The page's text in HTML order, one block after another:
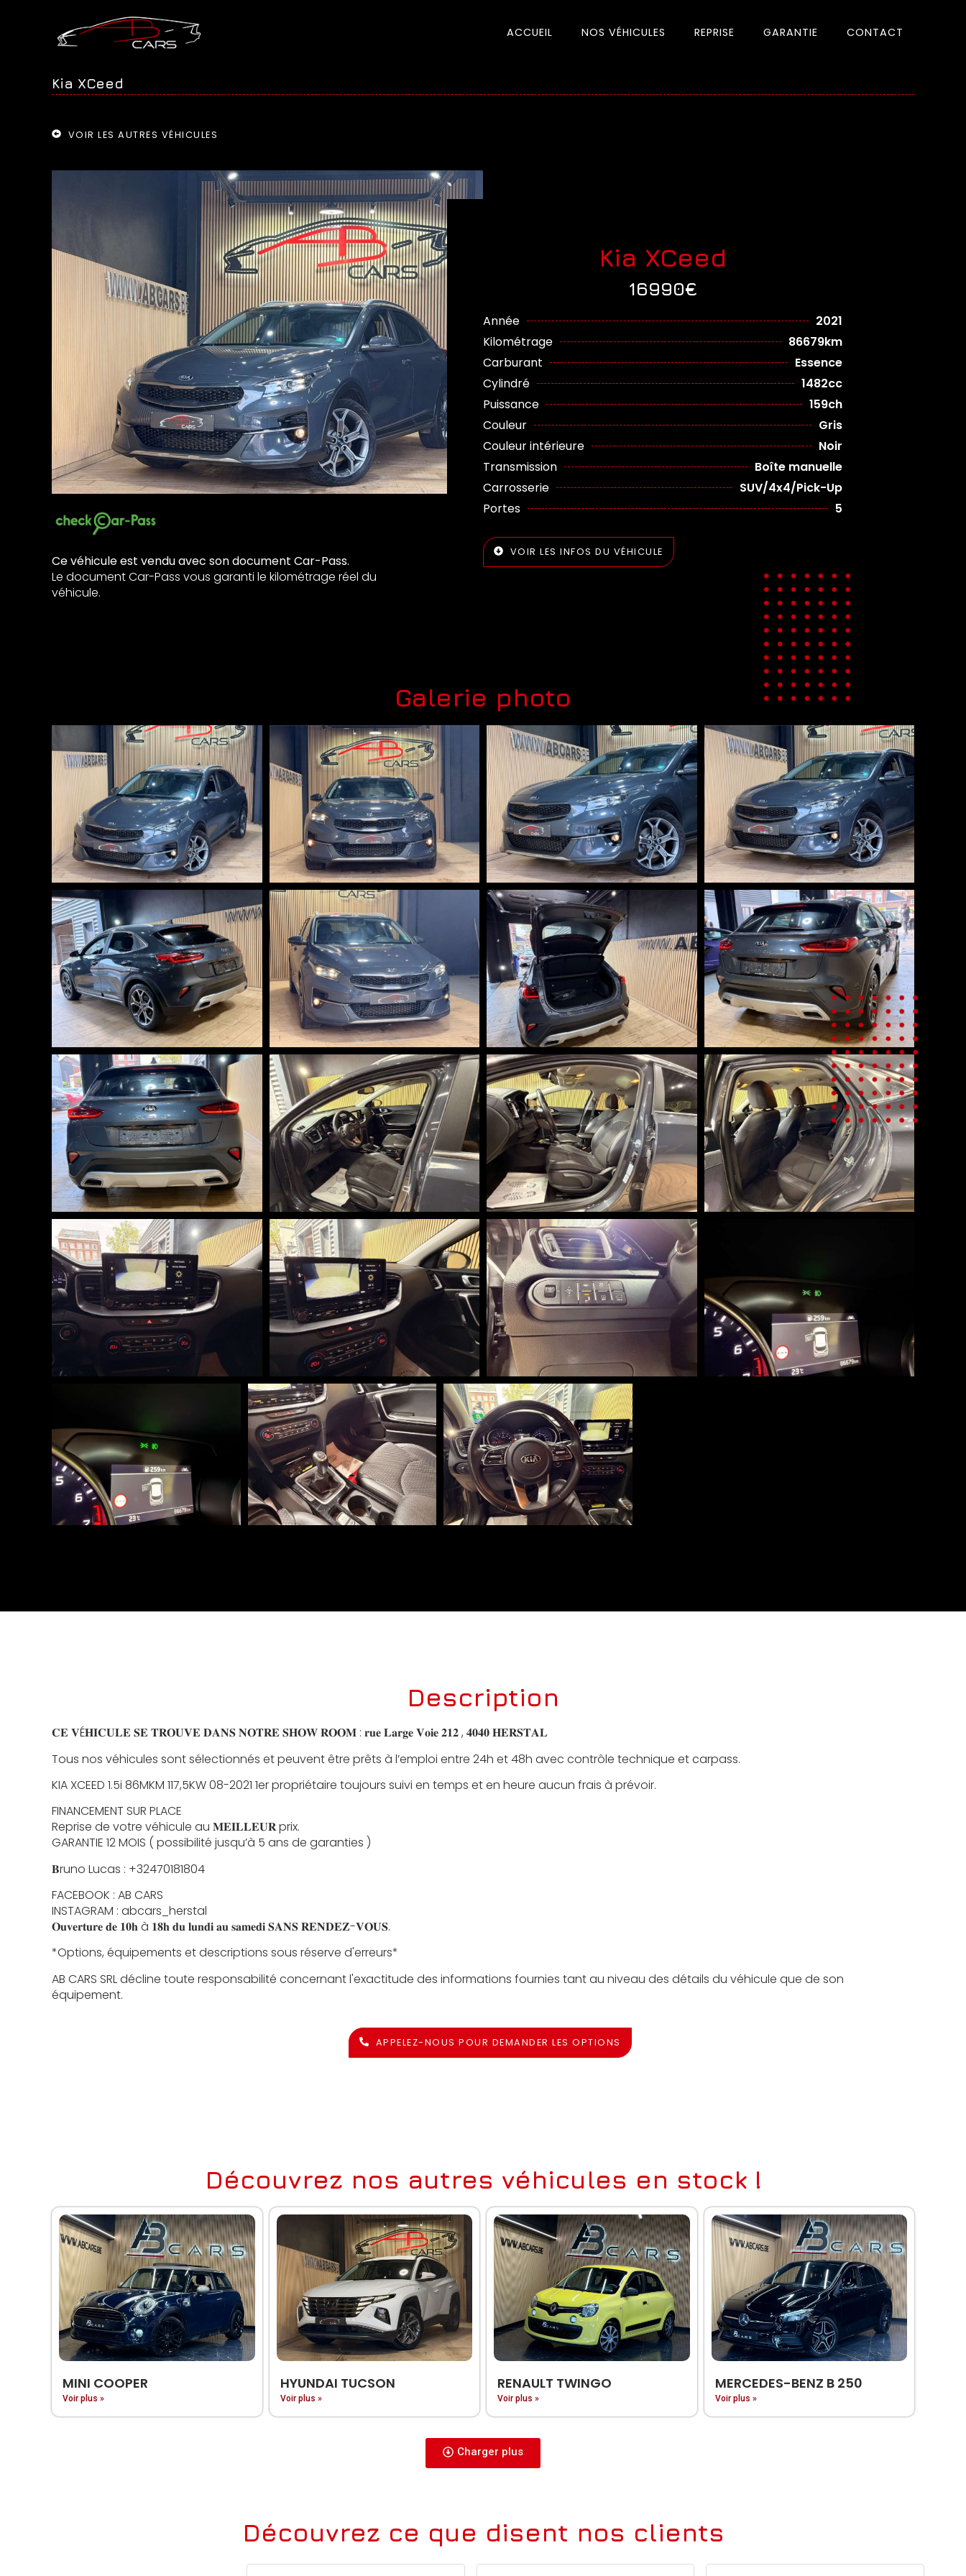
ACCUEIL NOS VÉHICULES REPRISE GARANTIE CONTACT
Kia XCeed
VOIR LES AUTRES VÉHICULES
Ce véhicule est vendu avec son document Car-Pass.
Le document Car-Pass vous garanti le kilométrage réel du
véhicule.
Kia XCeed
16990€
Année
2021
Kilométrage
86679km
Carburant
Essence
Cylindré
1482cc
Puissance
159ch
Couleur
Gris
Couleur intérieure
Noir
Transmission
Boîte manuelle
Carrosserie
SUV/4x4/Pick-Up
Portes
5
VOIR LES INFOS DU VÉHICULE
Galerie photo
Description
𝐂𝐄 𝐕É𝐇𝐈𝐂𝐔𝐋𝐄 𝐒𝐄 𝐓𝐑𝐎𝐔𝐕𝐄 𝐃𝐀𝐍𝐒 𝐍𝐎𝐓𝐑𝐄 𝐒𝐇𝐎𝐖 𝐑𝐎𝐎𝐌 : 𝐫𝐮𝐞 𝐋𝐚𝐫𝐠𝐞 𝐕𝐨𝐢𝐞 𝟐𝟏𝟐 , 𝟒𝟎𝟒𝟎 𝐇𝐄𝐑𝐒𝐓𝐀𝐋
Tous nos véhicules sont sélectionnés et peuvent être prêts à l’emploi entre 24h et 48h avec contrôle technique et carpass.
KIA XCEED 1.5i 86MKM 117,5KW 08-2021 1er propriétaire toujours suivi en temps et en heure aucun frais à prévoir.
FINANCEMENT SUR PLACE
Reprise de votre véhicule au 𝐌𝐄𝐈𝐋𝐋𝐄𝐔𝐑 prix.
GARANTIE 12 MOIS ( possibilité jusqu’à 5 ans de garanties )
𝐁runo Lucas : +32470181804
FACEBOOK : AB CARS
INSTAGRAM : abcars_herstal
𝐎𝐮𝐯𝐞𝐫𝐭𝐮𝐫𝐞 𝐝𝐞 𝟏𝟎𝐡 à 𝟏𝟖𝐡 𝐝𝐮 𝐥𝐮𝐧𝐝𝐢 𝐚𝐮 𝐬𝐚𝐦𝐞𝐝𝐢 𝐒𝐀𝐍𝐒 𝐑𝐄𝐍𝐃𝐄𝐙-𝐕𝐎𝐔𝐒.
*Options, équipements et descriptions sous réserve d'erreurs*
AB CARS SRL décline toute responsabilité concernant l'exactitude des informations fournies tant au niveau des détails du véhicule que de son
équipement.
APPELEZ-NOUS POUR DEMANDER LES OPTIONS
Découvrez nos autres véhicules en stock !
MINI COOPER
Voir plus »
HYUNDAI TUCSON
Voir plus »
RENAULT TWINGO
Voir plus »
MERCEDES-BENZ B 250
Voir plus »
Charger plus
Découvrez ce que disent nos clients